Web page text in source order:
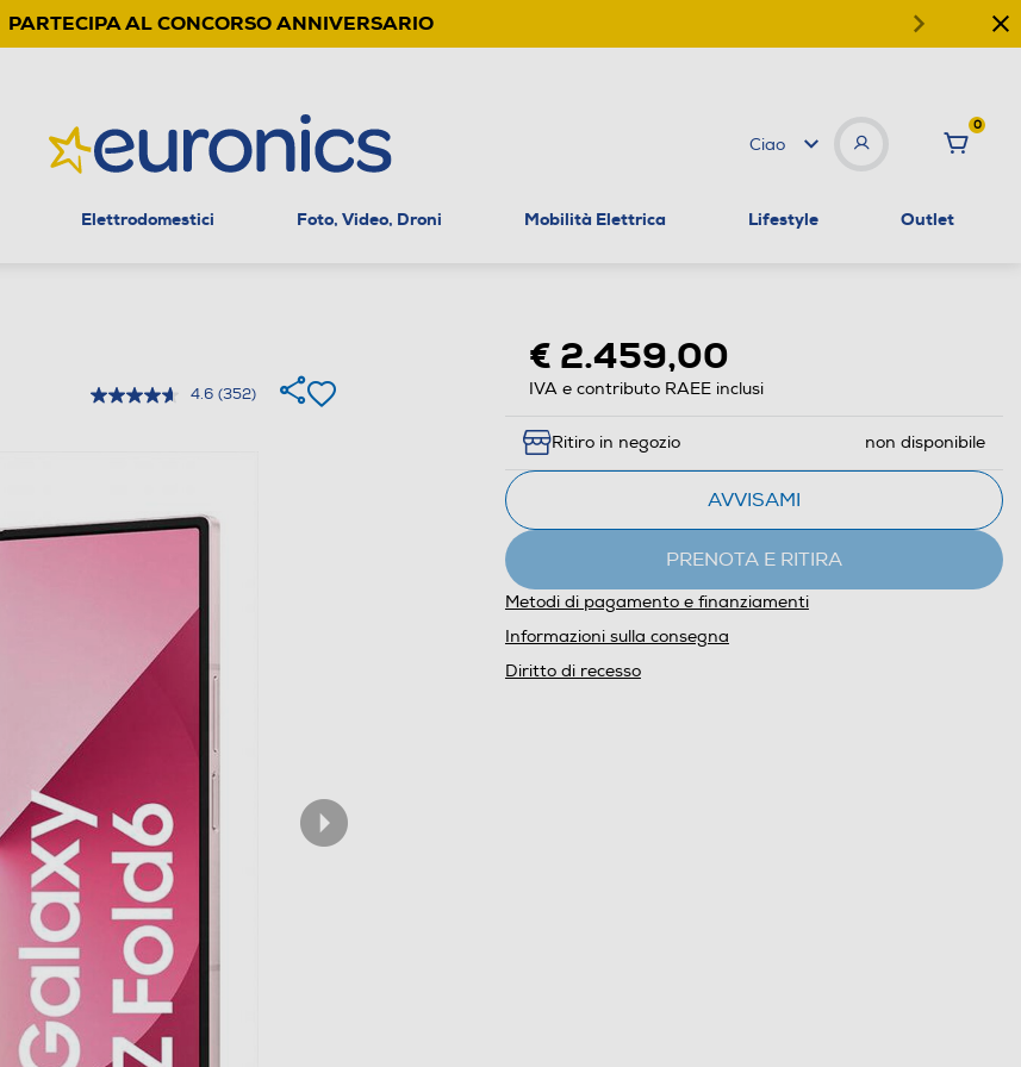
PARTECIPA AL CONCORSO ANNIVERSARIO
Ciao
0
Elettrodomestici Foto, Video, Droni Mobilità Elettrica Lifestyle Outlet
4.6 (352)
€ 2.459,00
IVA e contributo RAEE inclusi
Ritiro in negozio non disponibile
AVVISAMI
PRENOTA E RITIRA
Metodi di pagamento e finanziamenti
Informazioni sulla consegna
Diritto di recesso